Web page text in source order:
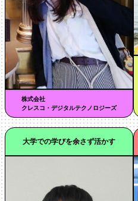
株式会社
クレスコ・デジタルテクノロジーズ
大学での学びを余さず活かす